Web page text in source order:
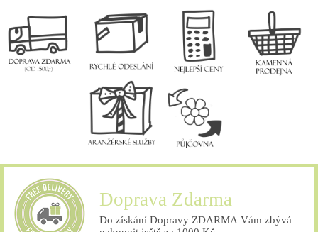
Doprava Zdarma
Do získání Dopravy ZDARMA Vám zbývá